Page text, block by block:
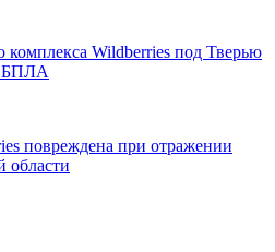
комплекса Wildberries под Тверью
БПЛА
повреждена при отражении
области